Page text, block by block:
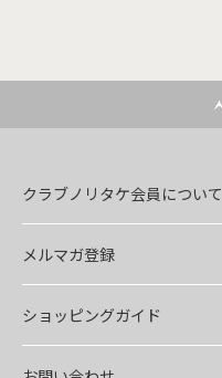
クラブノリタケ会員について
メルマガ登録
ショッピングガイド